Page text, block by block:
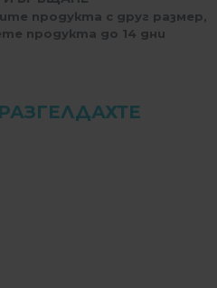
продукта с друг размер,
продукта до 14 дни